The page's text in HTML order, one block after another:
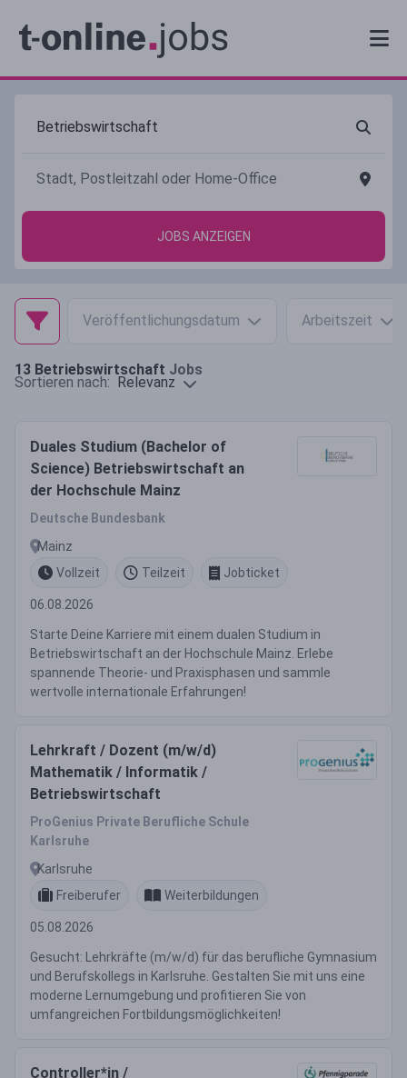
JOBS ANZEIGEN
Veröffentlichungsdatum Arbeitszeit
13 Betriebswirtschaft Jobs
Sortieren nach: Relevanz
Duales Studium (Bachelor of
Science) Betriebswirtschaft an
der Hochschule Mainz
Deutsche Bundesbank
Mainz
Vollzeit
Teilzeit Jobticket
06.08.2026
Starte Deine Karriere mit einem dualen Studium in
Betriebswirtschaft an der Hochschule Mainz. Erlebe
spannende Theorie- und Praxisphasen und sammle
wertvolle internationale Erfahrungen!
Lehrkraft / Dozent (m/w/d)
Mathematik / Informatik /
Betriebswirtschaft
ProGenius Private Berufliche Schule
Karlsruhe
Karlsruhe
Freiberufer
Weiterbildungen
05.08.2026
Gesucht: Lehrkräfte (m/w/d) für das berufliche Gymnasium
und Berufskollegs in Karlsruhe. Gestalten Sie mit uns eine
moderne Lernumgebung und profitieren Sie von
umfangreichen Fortbildungsmöglichkeiten!
Controller*in /